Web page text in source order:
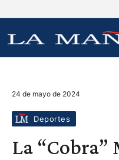
24 de mayo de 2024
Deportes
La